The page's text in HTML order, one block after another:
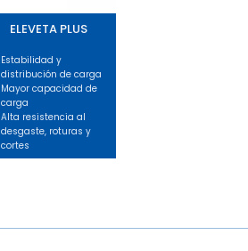
ELEVETA PLUS
Estabilidad y
distribución de carga
Mayor capacidad de
carga
Alta resistencia al
desgaste, roturas y
cortes